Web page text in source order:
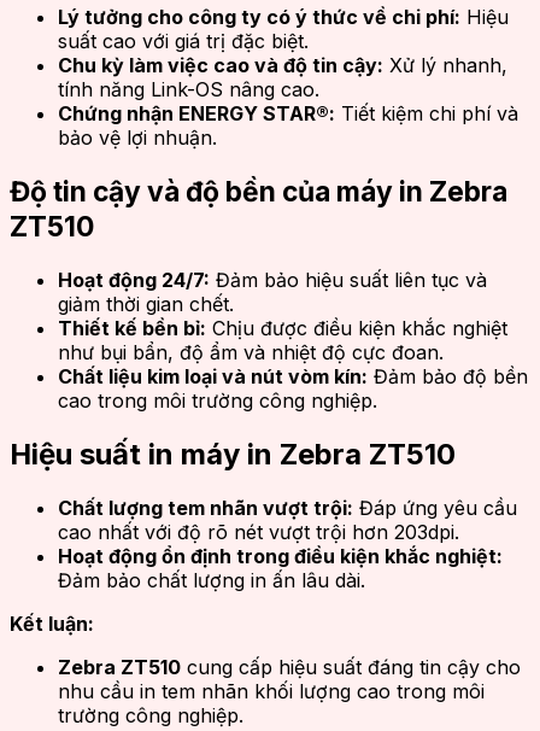
Lý tưởng cho công ty có ý thức về chi phí: Hiệu
suất cao với giá trị đặc biệt.
Chu kỳ làm việc cao và độ tin cậy: Xử lý nhanh,
tính năng Link-OS nâng cao.
Chứng nhận ENERGY STAR®: Tiết kiệm chi phí và
bảo vệ lợi nhuận.
Độ tin cậy và độ bền của máy in Zebra
ZT510
Hoạt động 24/7: Đảm bảo hiệu suất liên tục và
giảm thời gian chết.
Thiết kế bền bỉ: Chịu được điều kiện khắc nghiệt
như bụi bẩn, độ ẩm và nhiệt độ cực đoan.
Chất liệu kim loại và nút vòm kín: Đảm bảo độ bền
cao trong môi trường công nghiệp.
Hiệu suất in máy in Zebra ZT510
Chất lượng tem nhãn vượt trội: Đáp ứng yêu cầu
cao nhất với độ rõ nét vượt trội hơn 203dpi.
Hoạt động ổn định trong điều kiện khắc nghiệt:
Đảm bảo chất lượng in ấn lâu dài.
Kết luận:
Zebra ZT510 cung cấp hiệu suất đáng tin cậy cho
nhu cầu in tem nhãn khối lượng cao trong môi
trường công nghiệp.